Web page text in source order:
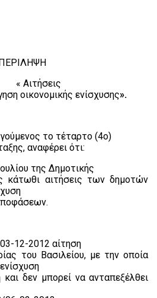
« Αιτήσεις
οικονομικής ενίσχυσης».
το τέταρτο (4ο)
αναφέρει ότι:
της Δημοτικής
κάτωθι αιτήσεις των δημοτών
12-2012 αίτηση
του Βασιλείου, με την οποία
και δεν μπορεί να ανταπεξέλθει